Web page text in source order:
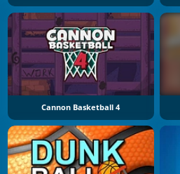
Cannon Basketball 4